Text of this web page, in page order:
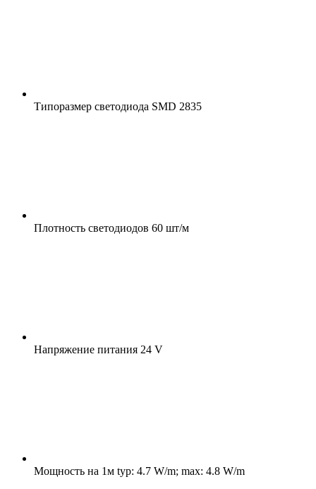
Типоразмер светодиода SMD 2835
Плотность светодиодов 60 шт/м
Напряжение питания 24 V
Мощность на 1м typ: 4.7 W/m; max: 4.8 W/m